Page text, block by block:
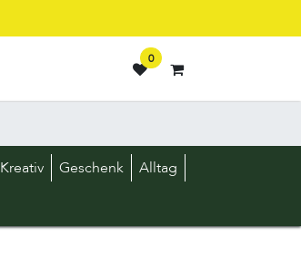
0
Kreativ Geschenk
Alltag